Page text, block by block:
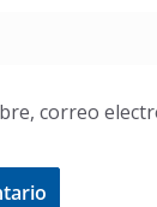
correo